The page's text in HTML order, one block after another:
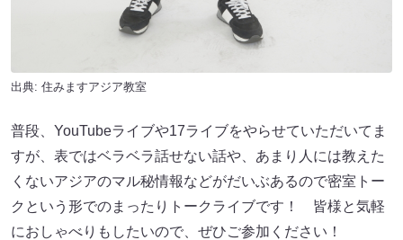
出典: 住みますアジア教室
普段、YouTubeライブや17ライブをやらせていただいてま
すが、表ではベラベラ話せない話や、あまり人には教えた
くないアジアのマル秘情報などがだいぶあるので密室トー
クという形でのまったりトークライブです！ 皆様と気軽
におしゃべりもしたいので、ぜひご参加ください！